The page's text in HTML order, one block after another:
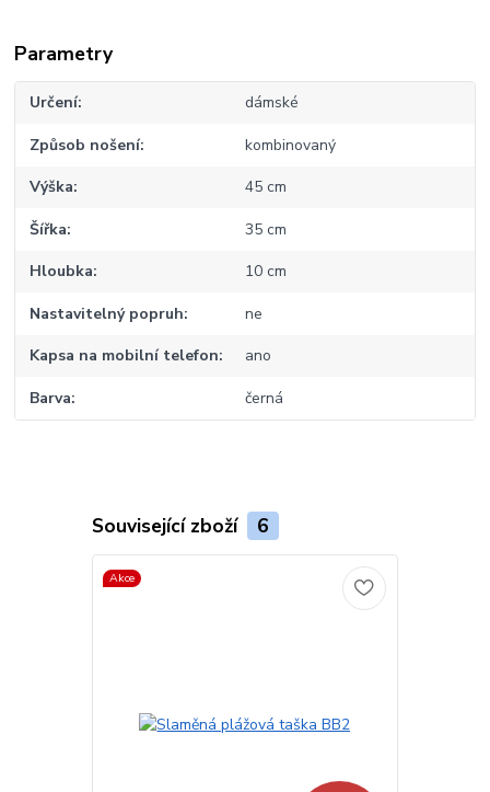
Parametry
Určení dámské
Způsob nošení kombinovaný
Výška 45 cm
Šířka 35 cm
Hloubka 10 cm
Nastavitelný popruh ne
Kapsa na mobilní telefon ano
Barva černá
Související zboží 6
Akce